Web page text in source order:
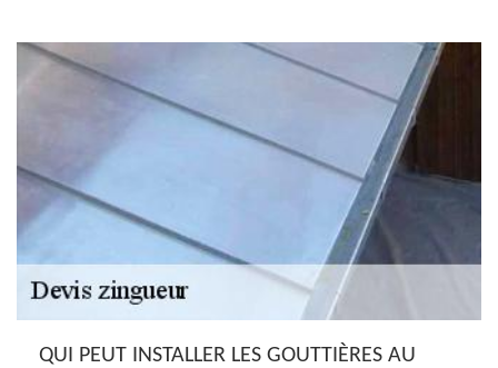
QUI PEUT INSTALLER LES GOUTTIÈRES AU